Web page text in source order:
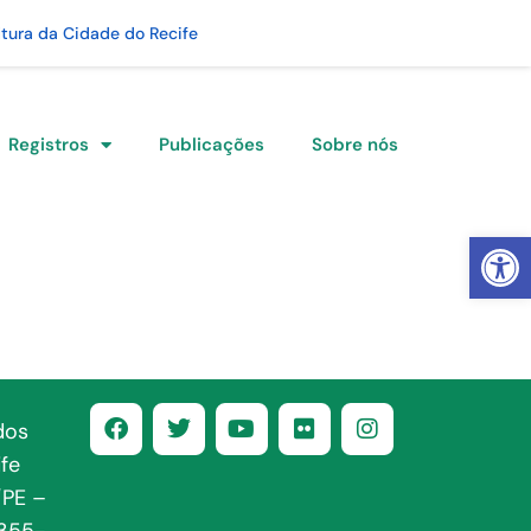
Abrir
da Cidade do Recife
Registros Publicações Sobre nós
–